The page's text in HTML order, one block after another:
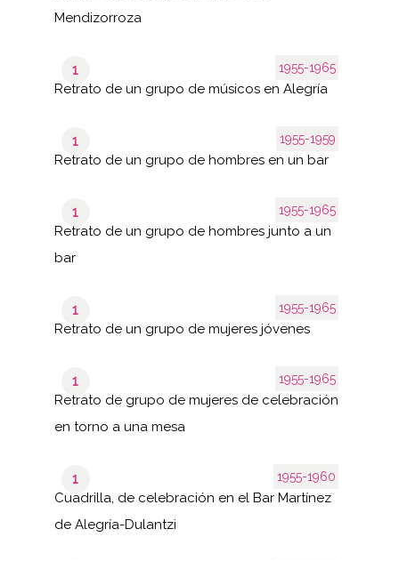
Mendizorroza
1955-1965
1
Retrato de un grupo de músicos en Alegría
1955-1959
1
Retrato de un grupo de hombres en un bar
1955-1965
1
Retrato de un grupo de hombres junto a un
bar
1955-1965
1
Retrato de un grupo de mujeres jóvenes
1955-1965
1
Retrato de grupo de mujeres de celebración
en torno a una mesa
1955-1960
1
Cuadrilla, de celebración en el Bar Martínez
de Alegría-Dulantzi